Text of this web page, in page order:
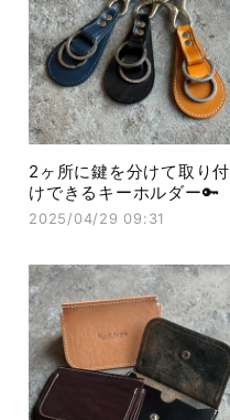
2ヶ所に鍵を分けて取り付
けできるキーホルダー🔑
2025/04/29 09:31